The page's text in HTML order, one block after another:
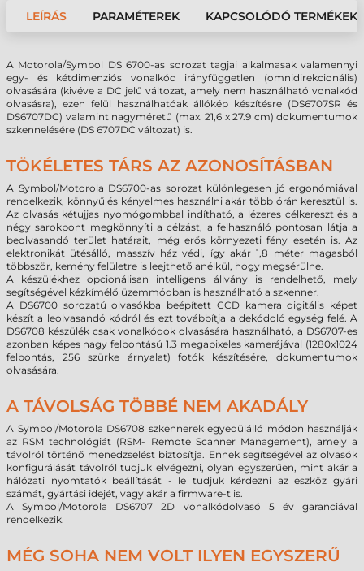
LEÍRÁS PARAMÉTEREK KAPCSOLÓDÓ TERMÉKEK
A Motorola/Symbol DS 6700-as sorozat tagjai alkalmasak valamennyi
egy- és kétdimenziós vonalkód irányfüggetlen (omnidirekcionális)
olvasására (kivéve a DC jelű változat, amely nem használható vonalkód
olvasásra), ezen felül használhatóak állókép készítésre (DS6707SR és
DS6707DC) valamint nagyméretű (max. 21,6 x 27.9 cm) dokumentumok
szkennelésére (DS 6707DC változat) is.
TÖKÉLETES TÁRS AZ AZONOSÍTÁSBAN
A Symbol/Motorola DS6700-as sorozat különlegesen jó ergonómiával
rendelkezik, könnyű és kényelmes használni akár több órán keresztül is.
Az olvasás kétujjas nyomógombbal indítható, a lézeres célkereszt és a
négy sarokpont megkönnyíti a célzást, a felhasználó pontosan látja a
beolvasandó terület határait, még erős környezeti fény esetén is. Az
elektronikát ütésálló, masszív ház védi, így akár 1,8 méter magasból
többször, kemény felületre is leejthető anélkül, hogy megsérülne.
A készülékhez opcionálisan intelligens állvány is rendelhető, mely
segítségével kézkímélő üzemmódban is használható a szkenner.
A DS6700 sorozatú olvasókba beépített CCD kamera digitális képet
készít a leolvasandó kódról és ezt továbbítja a dekódoló egység felé. A
DS6708 készülék csak vonalkódok olvasására használható, a DS6707-es
azonban képes nagy felbontású 1.3 megapixeles kamerájával (1280x1024
felbontás, 256 szürke árnyalat) fotók készítésére, dokumentumok
olvasására.
A TÁVOLSÁG TÖBBÉ NEM AKADÁLY
A Symbol/Motorola DS6708 szkennerek egyedülálló módon használják
az RSM technológiát (RSM- Remote Scanner Management), amely a
távolról történő menedzselést biztosítja. Ennek segítségével az olvasók
konfigurálását távolról tudjuk elvégezni, olyan egyszerűen, mint akár a
hálózati nyomtatók beállítását - le tudjuk kérdezni az eszköz gyári
számát, gyártási idejét, vagy akár a firmware-t is.
A Symbol/Motorola DS6707 2D vonalkódolvasó 5 év garanciával
rendelkezik.
MÉG SOHA NEM VOLT ILYEN EGYSZERŰ